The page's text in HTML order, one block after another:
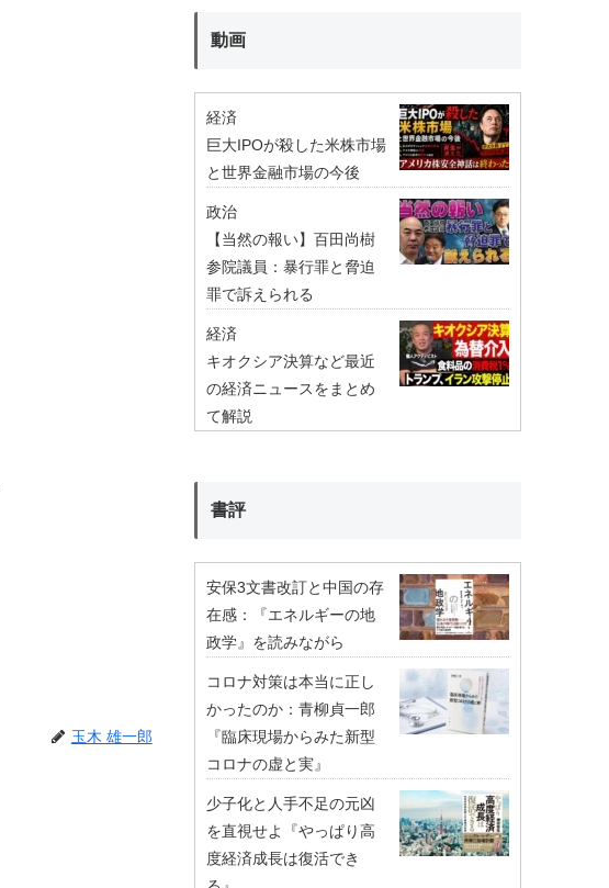
玉木 雄一郎
動画
経済
巨大IPOが殺した米株市場
と世界金融市場の今後
政治
【当然の報い】百田尚樹
参院議員：暴行罪と脅迫
罪で訴えられる
経済
キオクシア決算など最近
の経済ニュースをまとめ
て解説
書評
安保3文書改訂と中国の存
在感：『エネルギーの地
政学』を読みながら
コロナ対策は本当に正し
かったのか：青柳貞一郎
『臨床現場からみた新型
コロナの虚と実』
少子化と人手不足の元凶
を直視せよ『やっぱり高
度経済成長は復活でき